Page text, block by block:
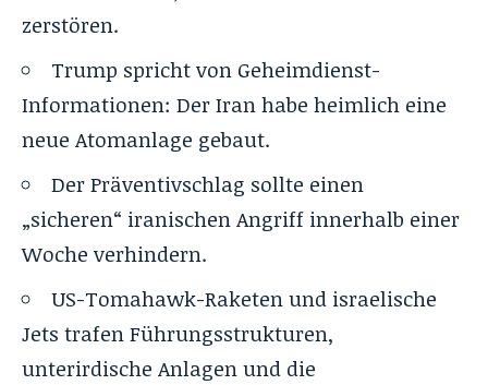
zerstören.
Trump spricht von Geheimdienst-
Informationen: Der Iran habe heimlich eine
neue Atomanlage gebaut.
Der Präventivschlag sollte einen
„sicheren“ iranischen Angriff innerhalb einer
Woche verhindern.
US-Tomahawk-Raketen und israelische
Jets trafen Führungsstrukturen,
unterirdische Anlagen und die